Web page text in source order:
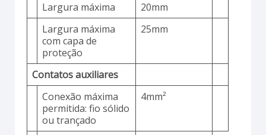
Largura máxima
20mm
Largura máxima
com capa de
proteção
25mm
Contatos auxiliares
Conexão máxima
permitida: fio sólido
ou trançado
4mm²